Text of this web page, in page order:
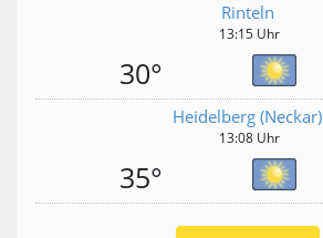
Rinteln
13:15 Uhr
30°
Heidelberg (Neckar)
13:08 Uhr
35°